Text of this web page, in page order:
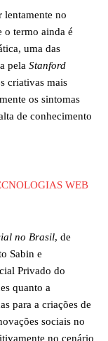
lentamente no
o termo ainda é
uma das
pela Stanford
criativas mais
os sintomas
de conhecimento
WEB
no Brasil, de
Sabin e
Privado do
quanto a
para a criações de
sociais no
no cenário